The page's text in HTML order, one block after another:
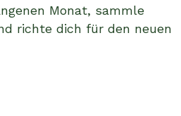
Monat, sammle
richte dich für den neuen